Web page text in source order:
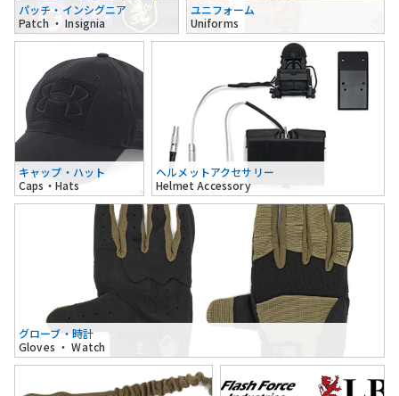
パッチ・インシグニア
Patch ・ Insignia
ユニフォーム
Uniforms
キャップ・ハット
Caps・Hats
ヘルメットアクセサリー
Helmet Accessory
グローブ・時計
Gloves ・ Watch